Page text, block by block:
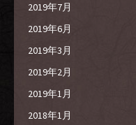
2019年7月
2019年6月
2019年3月
2019年2月
2019年1月
2018年1月